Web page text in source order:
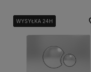
WYSYŁKA 24H
WYSYŁKA 24H
WYSYŁKA 24H